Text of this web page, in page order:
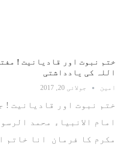
ختم نبوت اور قادیانیت !
اللہ کی یادداشتی
امین جولائی 20, 2017
ختم نبوت اور قادیانیت !
امام الانبیاء محمد
مکرم کا فرمان انا خاتم